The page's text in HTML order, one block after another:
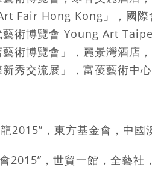
Hong Kong」，國際
覽會 Young Art Taipei
覽會」，麗景灣酒店，
流展」，富葰藝術中心
，東方基金會，中國
，世貿一館，全藝社